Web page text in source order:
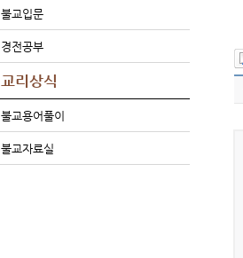
불교입문
경전공부
교리상식
불교용어풀이
불교자료실